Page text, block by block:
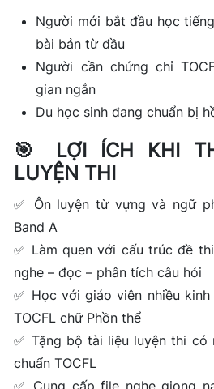
Người mới bắt đầu học
bài bản từ đầu
Người cần chứng chỉ
gian ngắn
Du học sinh đang chuẩn bị
🎯 LỢI ÍCH KHI
LUYỆN THI
✅ Ôn luyện từ vựng và ngữ
Band A
✅ Làm quen với cấu trúc đề
nghe – đọc – phân tích câu hỏi
✅ Học với giáo viên nhiều kinh
TOCFL chữ Phồn thể
✅ Tặng bộ tài liệu luyện thi
chuẩn TOCFL
✅ Cung cấp file nghe giọng